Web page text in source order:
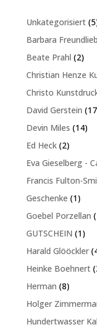
Unkategorisiert 5
Barbara Freundlieb
Beate Prahl 22
Christian Henze
Christo
David Gerstein 17
Devin Miles 1414
Ed Heck 22
Produkte
Eva Gieselberg -
Francis Fulton-
Geschenke 11
Goebel Porzellan
GUTSCHEIN 11
Harald Glööckler
Heinke Boehnert
Herman 88
Holger
Hundertwasser